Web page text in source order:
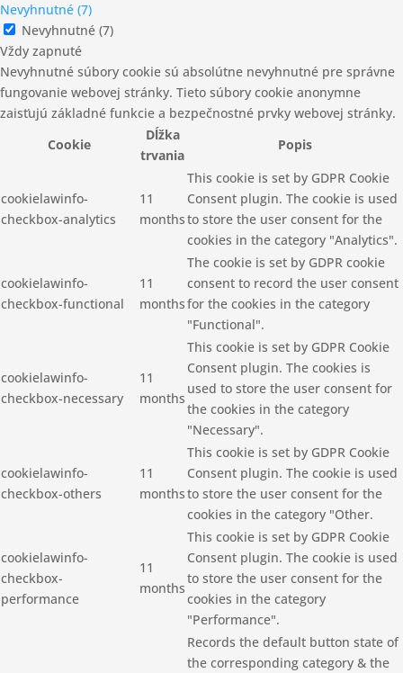
Nevyhnutné (7)
Nevyhnutné (7)
Vždy zapnuté
Nevyhnutné súbory cookie sú absolútne nevyhnutné pre správne
fungovanie webovej stránky. Tieto súbory cookie anonymne
zaisťujú základné funkcie a bezpečnostné prvky webovej stránky.
Cookie
Dĺžka
trvania
Popis
cookielawinfo-
checkbox-analytics
11
months
This cookie is set by GDPR Cookie
Consent plugin. The cookie is used
to store the user consent for the
cookies in the category "Analytics".
cookielawinfo-
checkbox-functional
11
months
The cookie is set by GDPR cookie
consent to record the user consent
for the cookies in the category
"Functional".
cookielawinfo-
checkbox-necessary
11
months
This cookie is set by GDPR Cookie
Consent plugin. The cookies is
used to store the user consent for
the cookies in the category
"Necessary".
cookielawinfo-
checkbox-others
11
months
This cookie is set by GDPR Cookie
Consent plugin. The cookie is used
to store the user consent for the
cookies in the category "Other.
cookielawinfo-
checkbox-
performance
11
months
This cookie is set by GDPR Cookie
Consent plugin. The cookie is used
to store the user consent for the
cookies in the category
"Performance".
Records the default button state of
the corresponding category & the